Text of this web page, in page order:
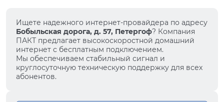
Ищете надежного интернет-провайдера по адресу
Бобыльская дорога, д. 57, Петергоф? Компания
ПАКТ предлагает высокоскоростной домашний
интернет с бесплатным подключением.
Мы обеспечиваем стабильный сигнал и
круглосуточную техническую поддержку для всех
абонентов.